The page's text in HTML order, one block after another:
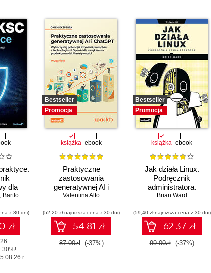
dla
, Bartłomiej Wieczorek
z 30 dni)
zł
30%!
r.
Bestseller
Promocja
książka ebook
Praktyczne
zastosowania
generatywnej AI i
ChatGPT. Wykorzystaj
promptów z
technologiami OpenAI
dla zwiększenia
produktywności i
Valentina Alto
(52,20 zł najniższa cena z 30 dni)
54.81 zł
87.00zł (-37%)
Bestseller
Promocja
książka ebook
Jak działa Linux.
Podręcznik
administratora.
Wydanie III
Brian Ward
(59,40 zł najniższa cena z 30 dni)
62.37 zł
99.00zł (-37%)